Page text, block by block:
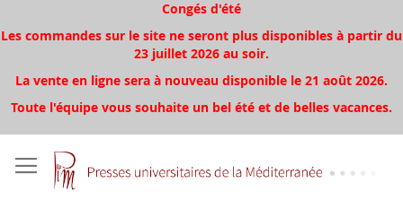
Congés d'été
Les commandes sur le site ne seront plus disponibles à partir du
23 juillet 2026 au soir.
La vente en ligne sera à nouveau disponible le 21 août 2026.
Toute l'équipe vous souhaite un bel été et de belles vacances.